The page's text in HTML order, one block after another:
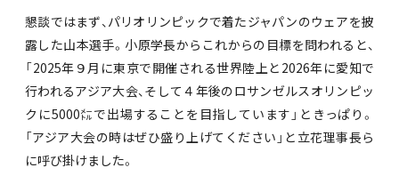
懇談ではまず、パリオリンピックで着たジャパンのウェアを披
露した山本選手。小原学長からこれからの目標を問われると、
「2025年９月に東京で開催される世界陸上と2026年に愛知で
行われるアジア大会、そして４年後のロサンゼルスオリンピッ
クに5000㍍で出場することを目指しています」ときっぱり。
「アジア大会の時はぜひ盛り上げてください」と立花理事長ら
に呼び掛けました。